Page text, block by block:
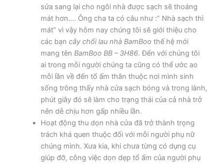
sửa sang lại cho ngôi nhà được sạch sẽ thoáng
mát hơn…. Ông cha ta có câu như :” Nhà sạch thì
mát” vì vậy hôm nay chúng tôi sẽ giới thiệu cho
các bạn cây chổi lau nhà BamBoo thế hệ mới
mang tên BamBoo BB – 3H86. Đến với chúng tôi
ai trong mỗi người chúng ta cũng có thể ước ao
mỗi lần về đến tổ ấm thân thuộc nơi mình sinh
sống trông thấy nhà cửa sạch bóng và trong lành,
phút giây đó sẽ làm cho trạng thái của cả nhà trở
nên dễ chịu hơn gấp nhiều lần.
Hoạt động thu dọn nhà cửa đã trở thành trọng
trách khá quen thuộc đối với mỗi người phụ nữ
chúng mình. Xưa kia, khi chưa từng có dụng cụ
giúp đỡ, công việc dọn dẹp tổ ấm của người phụ